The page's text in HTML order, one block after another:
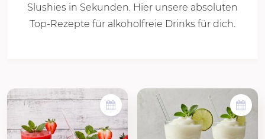
Slushies in Sekunden. Hier unsere absoluten
Top-Rezepte für alkoholfreie Drinks für dich.